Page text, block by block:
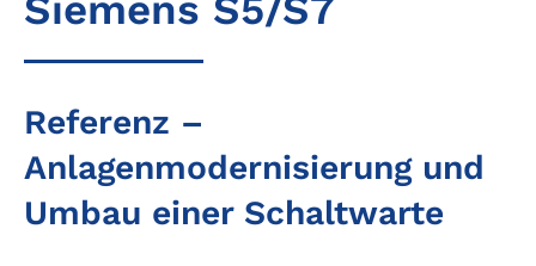
Referenz –
Anlagenmodernisierung und
Umbau einer Schaltwarte